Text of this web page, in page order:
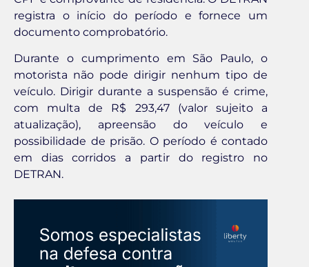
registra o início do período e fornece um
documento comprobatório.
Durante o cumprimento em São Paulo, o
motorista não pode dirigir nenhum tipo de
veículo. Dirigir durante a suspensão é crime,
com multa de R$ 293,47 (valor sujeito a
atualização), apreensão do veículo e
possibilidade de prisão. O período é contado
em dias corridos a partir do registro no
DETRAN.